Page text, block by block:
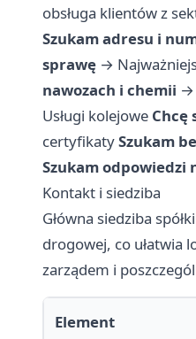
obsługa klientów z
Szukam adresu i
sprawę →
nawozach i chemii →
Usługi kolejowe Chcę
certyfikatySzukam
Szukam odpowiedzi
Kontakt i siedziba
Główna siedziba
drogowej, co ułatwia
zarządem i
Element